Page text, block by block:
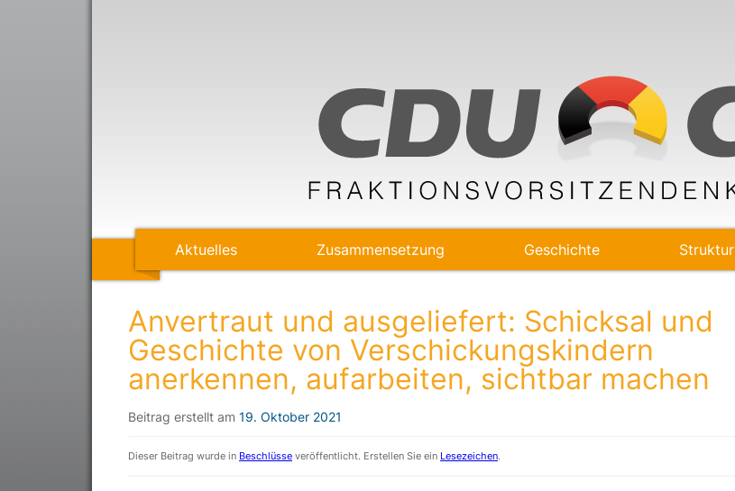
Aktuelles Zusammensetzung Geschichte Struktur
Anvertraut und ausgeliefert: Schicksal und
Geschichte von Verschickungskindern
anerkennen, aufarbeiten, sichtbar machen
Beitrag erstellt am 19. Oktober 2021
Dieser Beitrag wurde in Beschlüsse veröffentlicht. Erstellen Sie ein Lesezeichen.